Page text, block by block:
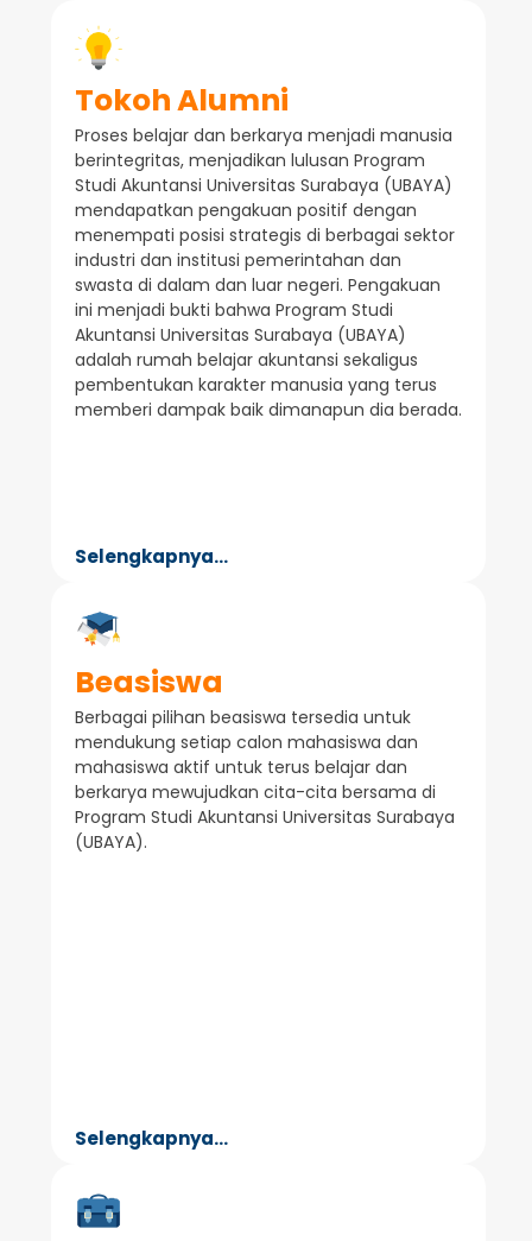
Tokoh Alumni
Proses belajar dan berkarya menjadi manusia
berintegritas, menjadikan lulusan Program
Studi Akuntansi Universitas Surabaya (UBAYA)
mendapatkan pengakuan positif dengan
menempati posisi strategis di berbagai sektor
industri dan institusi pemerintahan dan
swasta di dalam dan luar negeri. Pengakuan
ini menjadi bukti bahwa Program Studi
Akuntansi Universitas Surabaya (UBAYA)
adalah rumah belajar akuntansi sekaligus
pembentukan karakter manusia yang terus
memberi dampak baik dimanapun dia berada.
Selengkapnya...
Beasiswa
Berbagai pilihan beasiswa tersedia untuk
mendukung setiap calon mahasiswa dan
mahasiswa aktif untuk terus belajar dan
berkarya mewujudkan cita-cita bersama di
Program Studi Akuntansi Universitas Surabaya
(UBAYA).
Selengkapnya...